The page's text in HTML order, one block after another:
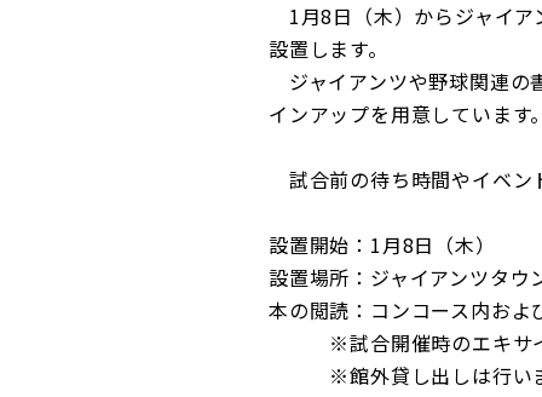
1月8日（木）からジャイ
設置します。
ジャイアンツや野球関連の
インアップを用意しています
試合前の待ち時間やイベン
設置開始：1月8日（木）
設置場所：ジャイアンツタ
本の閲読：コンコース内お
※試合開催時のエキサイ
※館外貸し出しは行い